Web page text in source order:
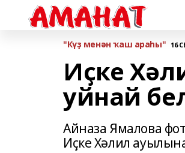
"Күҙ менән ҡаш араһы" 16
Иҫке
уйнай
Айназа Ямалова
Иҫке Хәлил